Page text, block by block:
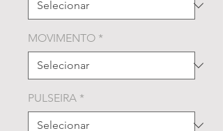
MOVIMENTO *
PULSEIRA *